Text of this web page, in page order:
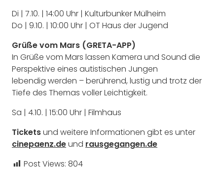
Di | 7.10. | 14:00 Uhr | Kulturbunker Mülheim
Do | 9.10. | 10:00 Uhr | OT Haus der Jugend
Grüße vom Mars (GRETA-APP)
In Grüße vom Mars lassen Kamera und Sound die
Perspektive eines autistischen Jungen
lebendig werden – berührend, lustig und trotz der
Tiefe des Themas voller Leichtigkeit.
Sa | 4.10. | 15:00 Uhr | Filmhaus
Ticketsund weitere Informationen gibt es unter
cinepaenz.deund rausgegangen.de
Post Views: 804